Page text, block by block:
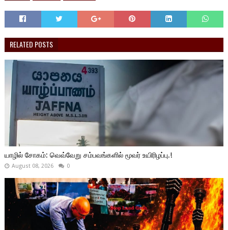
RELATED POSTS
யாழில் சோகம்: வெவ்வேறு சம்பவங்களில் மூவர் உயிரிழப்பு.!
August 08, 2026 0